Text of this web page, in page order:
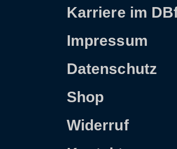
Karriere im
Impressum
Datenschutz
Shop
Widerruf